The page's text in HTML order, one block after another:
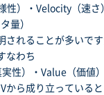
性）・Velocity（速さ
量）
されることが多いで
なわち
性）・Value（価値）
から成り立っている